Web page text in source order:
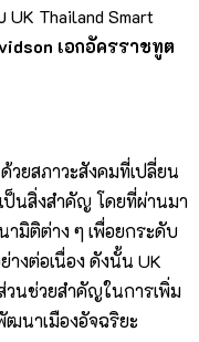
Thailand Smart
เอกอัครราชทูต
วยสภาวะสังคมที่เปลี่ยน
ป็นสิ่งสำคัญ โดยที่ผ่านมา
มิติต่าง ๆ เพื่อยกระดับ
งต่อเนื่อง ดังนั้น UK
วนช่วยสำคัญในการเพิ่ม
นาเมืองอัจฉริยะ